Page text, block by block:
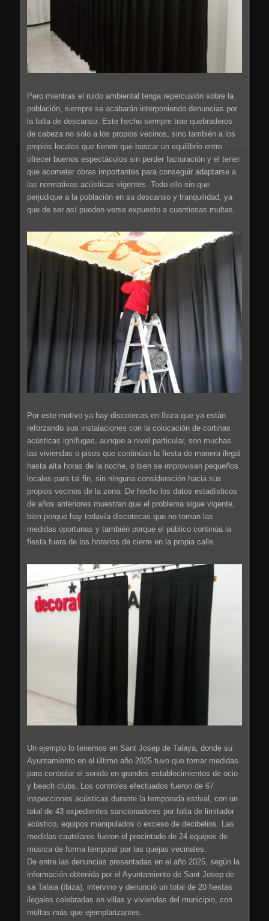
Pero mientras el ruido ambiental tenga repercusión sobre la
población, siempre se acabarán interponiendo denuncias por
la falta de descanso. Este hecho siempre trae quebraderos
de cabeza no solo a los propios vecinos, sino también a los
propios locales que tienen que buscar un equilibrio entre
ofrecer buenos espectáculos sin perder facturación y el tener
que acometer obras importantes para conseguir adaptarse a
las normativas acústicas vigentes. Todo ello sin que
perjudique a la población en su descanso y tranquilidad, ya
que de ser así pueden verse expuesto a cuantiosas multas.
Por este motivo ya hay discotecas en Ibiza que ya están
reforzando sus instalaciones con la colocación de cortinas
acústicas ignífugas, aunque a nivel particular, son muchas
las viviendas o pisos que continúan la fiesta de manera ilegal
hasta alta horas de la noche, o bien se improvisan pequeños
locales para tal fin, sin ninguna consideración hacia sus
propios vecinos de la zona. De hecho los datos estadísticos
de años anteriores muestran que el problema sigue vigente,
bien porque hay todavía discotecas que no toman las
medidas oportunas y también porque el público continúa la
fiesta fuera de los horarios de cierre en la propia calle.
Un ejemplo lo tenemos en Sant Josep de Talaya, donde su
Ayuntamiento en el último año 2025 tuvo que tomar medidas
para controlar el sonido en grandes establecimientos de ocio
y beach clubs. Los controles efectuados fueron de 67
inspecciones acústicas durante la temporada estival, con un
total de 43 expedientes sancionadores por falta de limitador
acústico, equipos manipulados o exceso de decibelios. Las
medidas cautelares fueron el precintado de 24 equipos de
música de forma temporal por las quejas vecinales.
De entre las denuncias presentadas en el año 2025, según la
información obtenida por el Ayuntamiento de Sant Josep de
sa Talaia (Ibiza), intervino y denunció un total de 20 fiestas
ilegales celebradas en villas y viviendas del municipio, con
multas más que ejemplarizantes.